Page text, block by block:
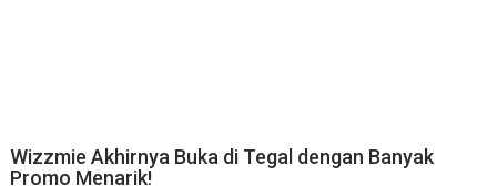
Wizzmie Akhirnya Buka di Tegal dengan Banyak
Promo Menarik!